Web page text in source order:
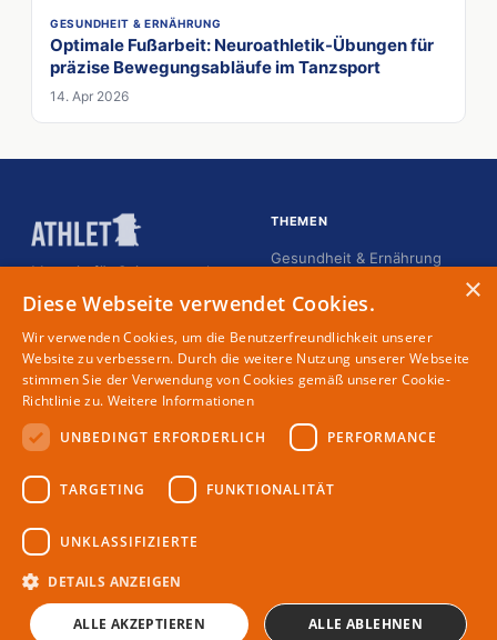
GESUNDHEIT & ERNÄHRUNG
Optimale Fußarbeit: Neuroathletik-Übungen für
präzise Bewegungsabläufe im Tanzsport
14. Apr 2026
Magazin für Spitzensportler
THEMEN
Gesundheit & Ernährung
Lifestyle
Menschen
MAGAZIN
Partner
Autoren
RECHTLICHES
Impressum
×
Diese Webseite verwendet Cookies.
Wir verwenden Cookies, um die Benutzerfreundlichkeit unserer
Website zu verbessern. Durch die weitere Nutzung unserer Webseite
stimmen Sie der Verwendung von Cookies gemäß unserer Cookie-
Richtlinie zu. Weitere Informationen
UNBEDINGT ERFORDERLICH
PERFORMANCE
TARGETING FUNKTIONALITÄT
UNKLASSIFIZIERTE
DETAILS ANZEIGEN
ALLE AKZEPTIEREN ALLE ABLEHNEN